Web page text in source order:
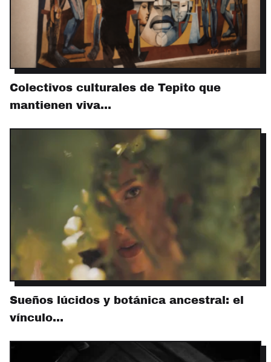
Colectivos culturales de Tepito que
mantienen viva…
Sueños lúcidos y botánica ancestral: el
vínculo…